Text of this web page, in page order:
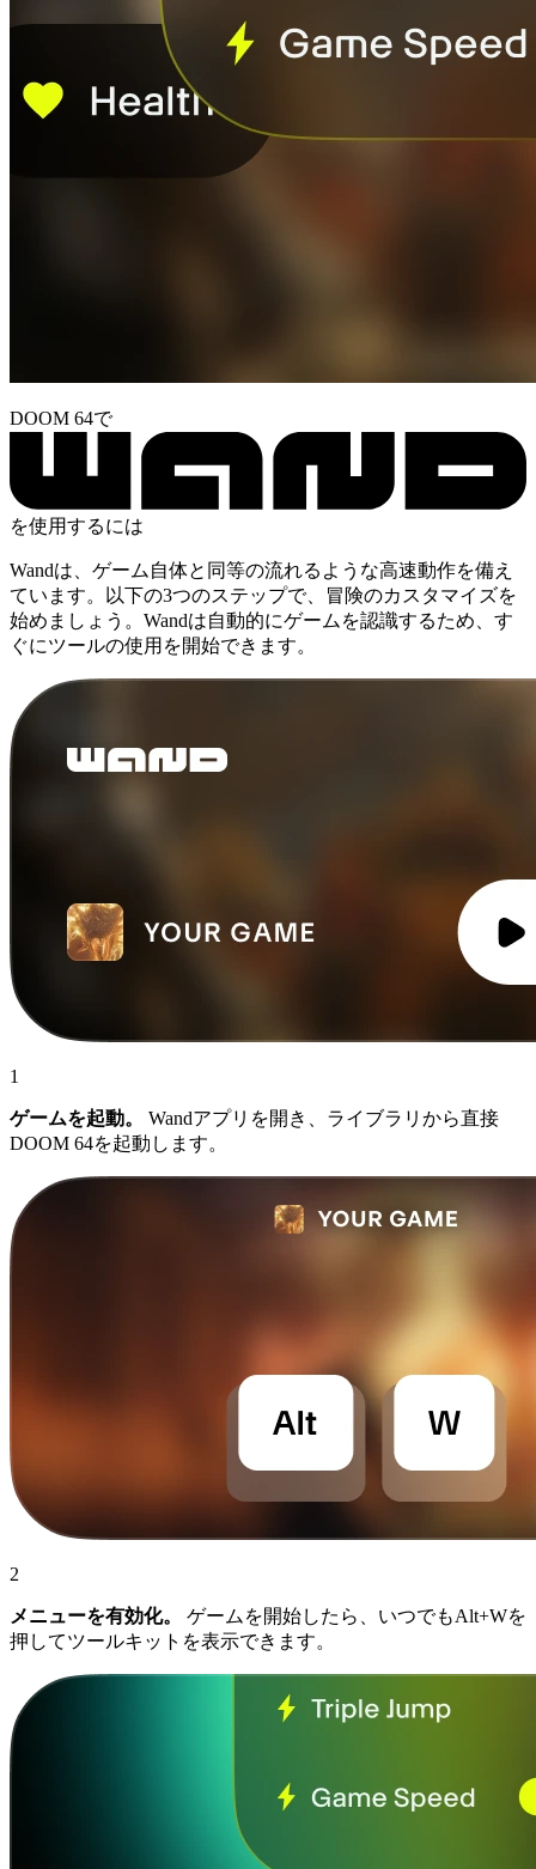
DOOM 64で
を使用するには
Wandは、ゲーム自体と同等の流れるような高速動作を備え
ています。以下の3つのステップで、冒険のカスタマイズを
始めましょう。Wandは自動的にゲームを認識するため、す
ぐにツールの使用を開始できます。
1
ゲームを起動。
Wandアプリを開き、ライブラリから直接
DOOM 64を起動します。
2
メニューを有効化。
ゲームを開始したら、いつでもAlt+Wを
押してツールキットを表示できます。